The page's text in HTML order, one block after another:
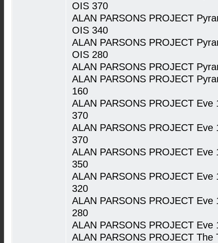
OIS 370
ALAN PARSONS PROJECT
OIS 340
ALAN PARSONS PROJECT
OIS 280
ALAN PARSONS PROJECT
ALAN PARSONS PROJECT
160
ALAN PARSONS PROJECT
370
ALAN PARSONS PROJECT
370
ALAN PARSONS PROJECT
350
ALAN PARSONS PROJECT
320
ALAN PARSONS PROJECT
280
ALAN PARSONS PROJECT
ALAN PARSONS PROJECT